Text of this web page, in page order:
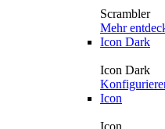
Scrambler
Mehr
Icon Dark
Icon Dark
Icon
Icon